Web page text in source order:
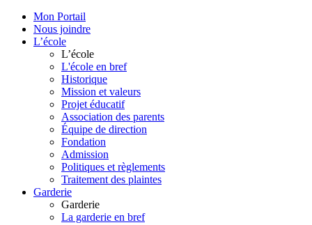
Mon Portail
Nous joindre
L’école
L’école
L'école en bref
Historique
Mission et valeurs
Projet éducatif
Association des parents
Équipe de direction
Fondation
Admission
Politiques et règlements
Traitement des plaintes
Garderie
Garderie
La garderie en bref